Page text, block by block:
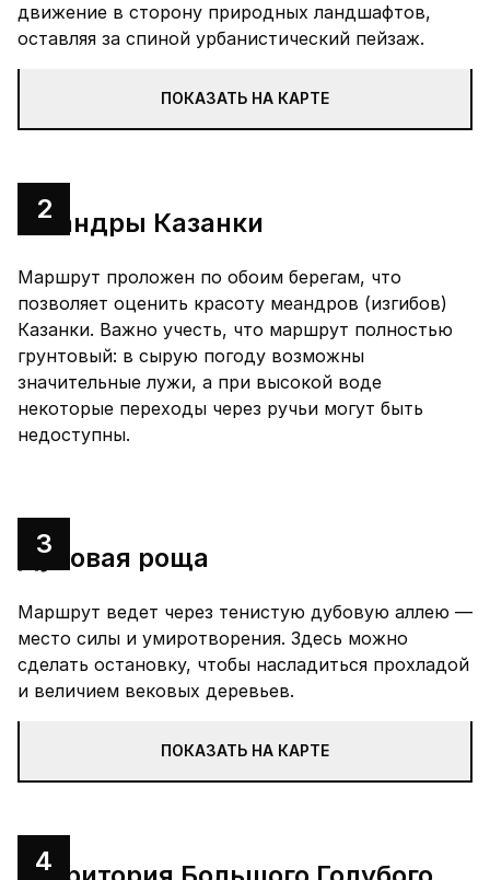
движение в сторону природных ландшафтов,
оставляя за спиной урбанистический пейзаж.
ПОКАЗАТЬ НА КАРТЕ
2
Меандры Казанки
Маршрут проложен по обоим берегам, что
позволяет оценить красоту меандров (изгибов)
Казанки. Важно учесть, что маршрут полностью
грунтовый: в сырую погоду возможны
значительные лужи, а при высокой воде
некоторые переходы через ручьи могут быть
недоступны.
3
Дубовая роща
Маршрут ведет через тенистую дубовую аллею —
место силы и умиротворения. Здесь можно
сделать остановку, чтобы насладиться прохладой
и величием вековых деревьев.
ПОКАЗАТЬ НА КАРТЕ
4